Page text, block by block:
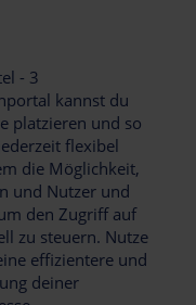
kannst du
platzieren und so
flexibel
die Möglichkeit,
und Nutzer und
den Zugriff auf
zu steuern. Nutze
effizientere und
deiner